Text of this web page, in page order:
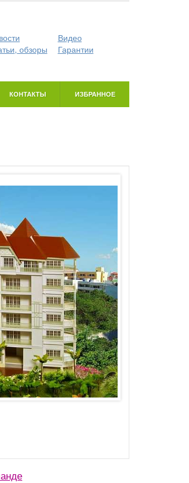
Видео
обзоры Гарантии
КОНТАКТЫ ИЗБРАННОЕ